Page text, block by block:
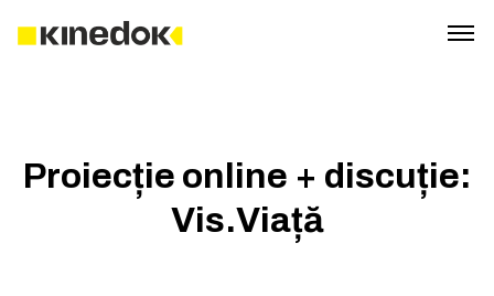
Proiecție online + discuție:
Vis.Viață